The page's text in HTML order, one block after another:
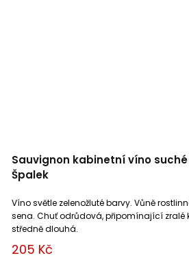
Sauvignon kabinetní víno
Špalek
205 Kč
Víno světle zelenožluté barvy. Vůně
sena. Chuť odrůdová, připomínající zralé
středně dlouhá.